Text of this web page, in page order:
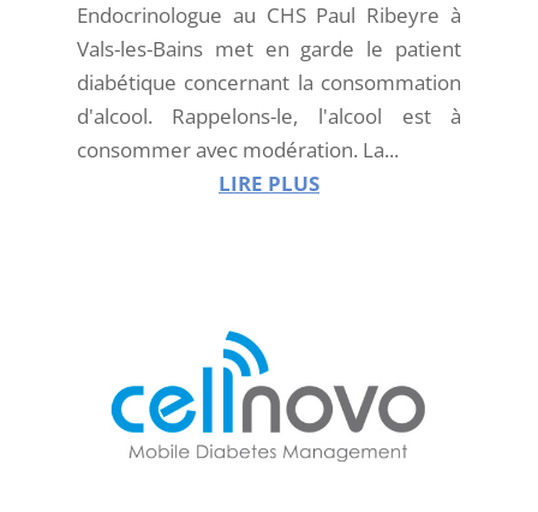
Endocrinologue au CHS Paul Ribeyre à
Vals-les-Bains met en garde le patient
diabétique concernant la consommation
d'alcool. Rappelons-le, l'alcool est à
consommer avec modération. La...
LIRE PLUS